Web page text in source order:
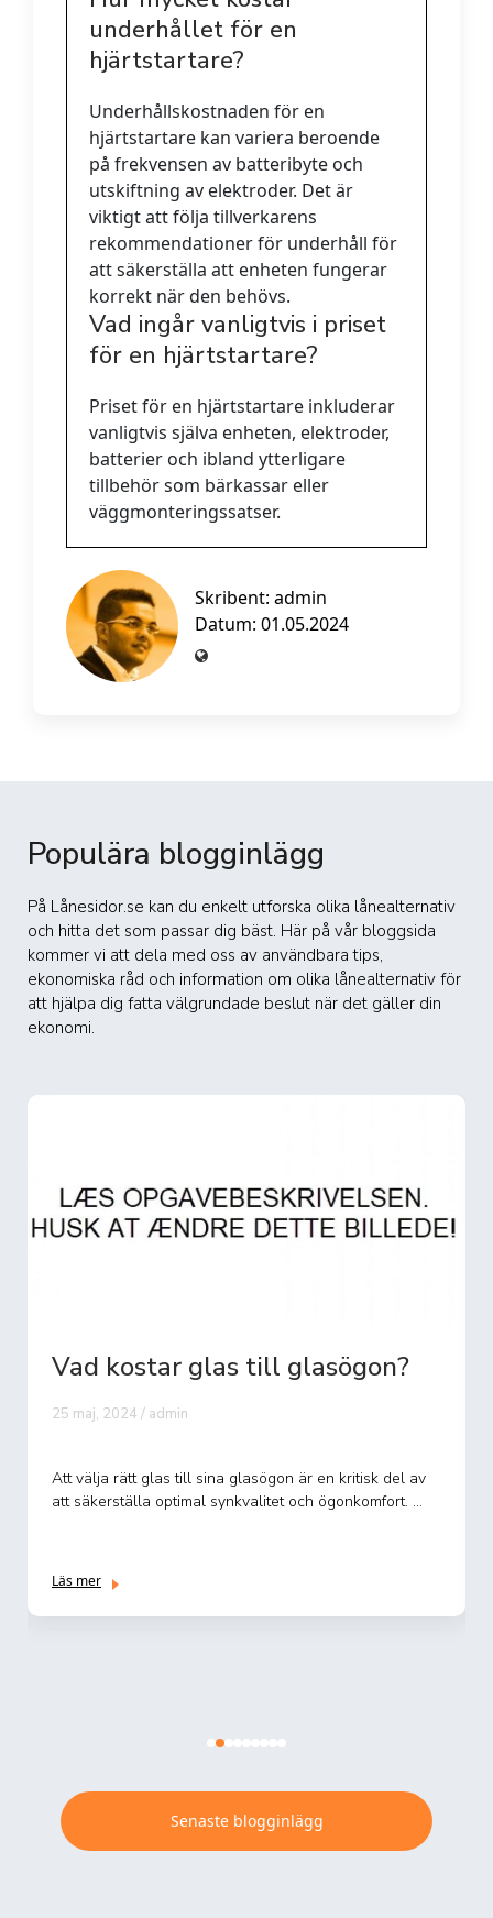
underhållet för en
hjärtstartare?
Underhållskostnaden för en
hjärtstartare kan variera beroende
på frekvensen av batteribyte och
utskiftning av elektroder. Det är
viktigt att följa tillverkarens
rekommendationer för underhåll för
att säkerställa att enheten fungerar
korrekt när den behövs.
Vad ingår vanligtvis i priset
för en hjärtstartare?
Priset för en hjärtstartare inkluderar
vanligtvis själva enheten, elektroder,
batterier och ibland ytterligare
tillbehör som bärkassar eller
väggmonteringssatser.
Skribent: admin
Datum: 01.05.2024
Populära blogginlägg
På Lånesidor.se kan du enkelt utforska olika lånealternativ
och hitta det som passar dig bäst. Här på vår bloggsida
kommer vi att dela med oss av användbara tips,
ekonomiska råd och information om olika lånealternativ för
att hjälpa dig fatta välgrundade beslut när det gäller din
ekonomi.
Vad kostar glas till glasögon?
25 maj, 2024 / admin
Att välja rätt glas till sina glasögon är en kritisk del av
att säkerställa optimal synkvalitet och ögonkomfort. ...
Läs mer
Senaste blogginlägg